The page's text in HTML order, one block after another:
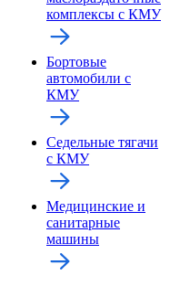
комплексы с КМУ
Бортовые
автомобили с
КМУ
Седельные тягачи
с КМУ
Медицинские и
санитарные
машины